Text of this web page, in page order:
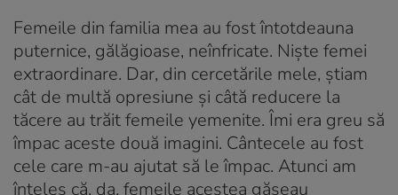
Femeile din familia mea au fost întotdeauna
puternice, gălăgioase, neînfricate. Niște femei
extraordinare. Dar, din cercetările mele, știam
cât de multă opresiune și câtă reducere la
tăcere au trăit femeile yemenite. Îmi era greu să
împac aceste două imagini. Cântecele au fost
cele care m-au ajutat să le împac. Atunci am
înțeles că, da, femeile acestea găseau